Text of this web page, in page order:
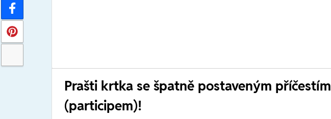
Prašti krtka se špatně postaveným příčestím
(participem)!